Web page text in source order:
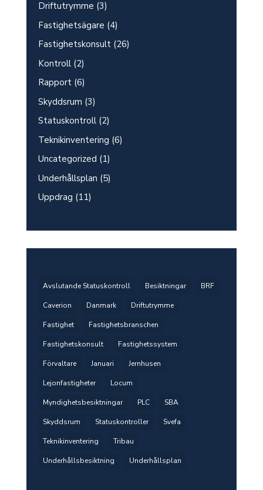
Driftutrymme (3)
Fastighetsägare (4)
Fastighetskonsult(26)
Kontroll(2)
Rapport(6)
Skyddsrum (3)
Statuskontroll(2)
Teknikinventering (6)
Uncategorized (1)
Underhållsplan (5)
Uppdrag (11)
Avslutande Statuskontroll Besiktningar BRF
Caverion Danmark Driftutrymme
Fastighet Fastighetsbranschen
Fastighetskonsult Fastighetssystem
Förvaltare Januari Jernhusen
Lejonfastigheter Locum
Myndighetsbesiktningar PLC SBA
Skyddsrum Statuskontroller Svefa
Teknikinventering Tribau
Underhållsbesiktning Underhållsplan